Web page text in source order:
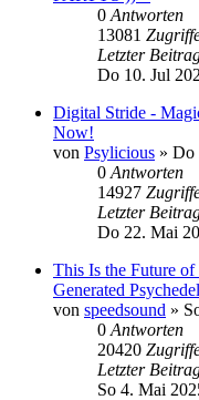
0 Antworten
13081
Letzter
Do 10. Jul
Digital Stride -
Now!
von Psylicious » Do
0 Antworten
14927
Letzter
Do 22. Mai
This Is the Future
Generated
von speedsound »
0 Antworten
20420
Letzter
So 4. Mai